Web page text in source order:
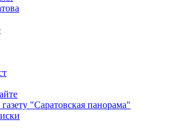
"Саратовская панорама"